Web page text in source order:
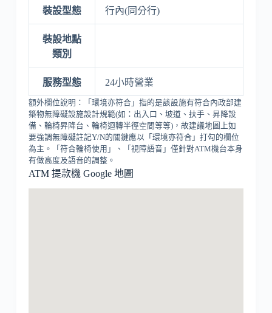
裝設型態 行內(同分行)
裝設地點
類別
服務型態 24小時營業
額外欄位說明：「環境亦符合」指的是該設施有符合內政部建
築物無障礙設施設計規範(如：出入口、坡道、扶手、昇降設
備、輪椅昇降台、輪椅迴轉半徑空間等等)，故建議地圖上如
要強調無障礙註記Y/N的關鍵應以「環境亦符合」打勾的欄位
為主。「符合輪椅使用」、「視障語音」僅針對ATM機台本身
有做高度及語音的調整。
ATM 提款機 Google 地圖